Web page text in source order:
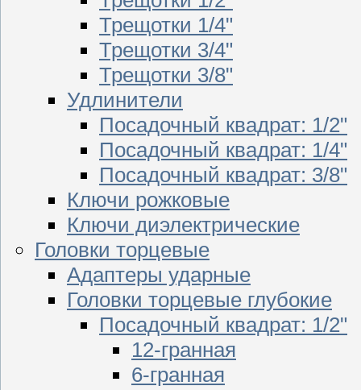
Трещотки 1/4"
Трещотки 3/4"
Трещотки 3/8"
Удлинители
Посадочный квадрат: 1/2"
Посадочный квадрат: 1/4"
Посадочный квадрат: 3/8"
Ключи рожковые
Ключи диэлектрические
Головки торцевые
Адаптеры ударные
Головки торцевые глубокие
Посадочный квадрат: 1/2"
12-гранная
6-гранная